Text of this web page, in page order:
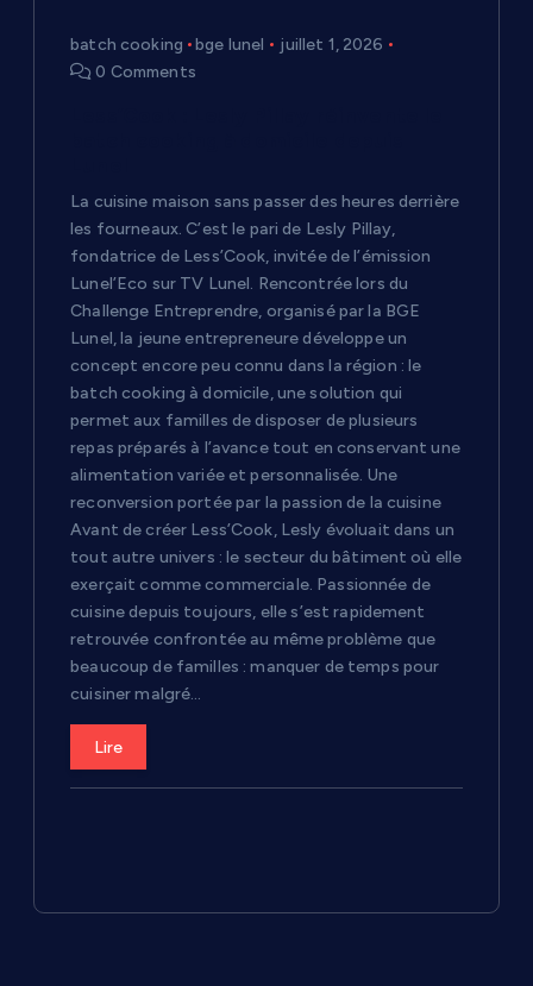
batch cooking bge lunel
juillet 1, 2026
0 Comments
La cuisine maison sans passer des heures derrière
les fourneaux. C’est le pari de Lesly Pillay,
fondatrice de Less’Cook, invitée de l’émission
Lunel’Eco sur TV Lunel. Rencontrée lors du
Challenge Entreprendre, organisé par la BGE
Lunel, la jeune entrepreneure développe un
concept encore peu connu dans la région : le
batch cooking à domicile, une solution qui
permet aux familles de disposer de plusieurs
repas préparés à l’avance tout en conservant une
alimentation variée et personnalisée. Une
reconversion portée par la passion de la cuisine
Avant de créer Less’Cook, Lesly évoluait dans un
tout autre univers : le secteur du bâtiment où elle
exerçait comme commerciale. Passionnée de
cuisine depuis toujours, elle s’est rapidement
retrouvée confrontée au même problème que
beaucoup de familles : manquer de temps pour
cuisiner malgré…
Lire